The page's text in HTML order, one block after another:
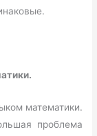
математики.
проблема